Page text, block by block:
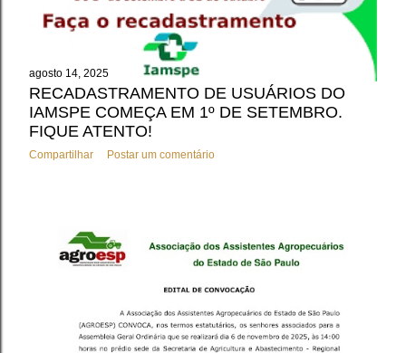
agosto 14, 2025
RECADASTRAMENTO DE USUÁRIOS DO
IAMSPE COMEÇA EM 1º DE SETEMBRO.
FIQUE ATENTO!
Compartilhar Postar um comentário